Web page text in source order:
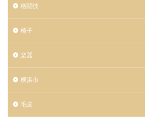
格闘技
椅子
楽器
横浜市
毛皮